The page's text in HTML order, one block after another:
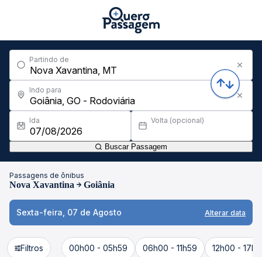
Partindo de
Indo para
Ida Volta (opcional)
Buscar Passagem
Passagens de ônibus
Nova Xavantina Goiânia
Sexta-feira, 07 de Agosto Alterar data
Filtros 00h00 - 05h59 06h00 - 11h59 12h00 -